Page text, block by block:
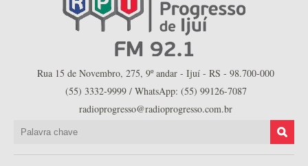
Rua 15 de Novembro, 275, 9º andar - Ijuí - RS - 98.700-000
(55) 3332-9999 / WhatsApp: (55) 99126-7087
radioprogresso@radioprogresso.com.br